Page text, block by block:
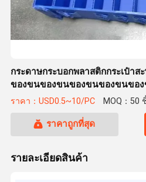
กระดาษกระบอกพลาสติกกระเป๋า
ของขนของขนของขนของขนขอ
ของขนของขนของขนของขนขอ
ของขนของขนของขนของขนขอ
ของขนของขนของขนของขนขอ
ของขนของขนของขนของขนขอ
ของขนของขนของขนของขนขอ
ราคา：USD0.5~10/PC MOQ：50
ราคาถูกที่สุด
รายละเอียดสินค้า